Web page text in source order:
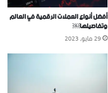
أفضل أنواع العملات الرقمية في العالم
وتفاصيلها￼
29 مايو، 2023